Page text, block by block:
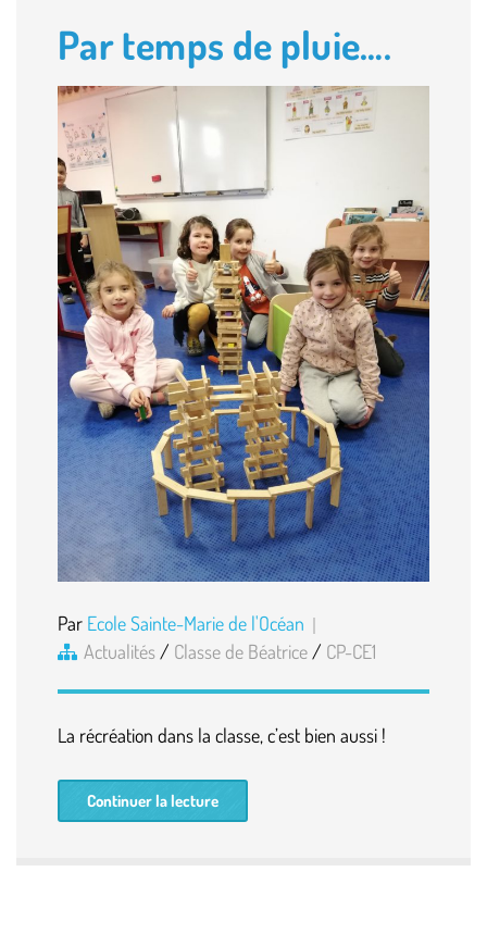
Par temps de pluie….
Par Ecole Sainte-Marie de l'Océan
Actualités / Classe de Béatrice / CP-CE1
La récréation dans la classe, c’est bien aussi !
Continuer la lecture